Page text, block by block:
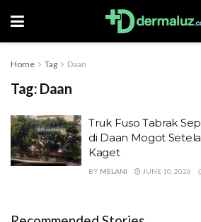
Home Tag Daan
Tag: Daan
Truk Fuso Tabrak
di Daan Mogot
Kaget
BY MELANI JUNE 10, 2026